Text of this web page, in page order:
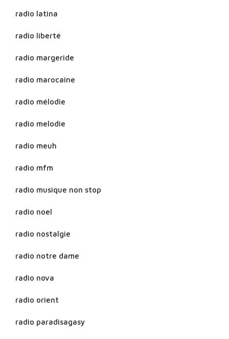
radio latina
radio liberté
radio margeride
radio marocaine
radio mélodie
radio melodie
radio meuh
radio mfm
radio musique non stop
radio noel
radio nostalgie
radio notre dame
radio nova
radio orient
radio paradisagasy